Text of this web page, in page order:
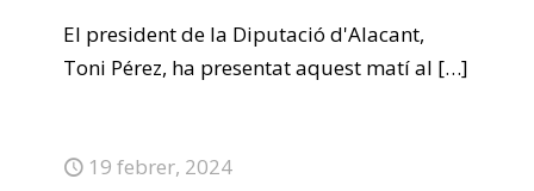
El president de la Diputació d'Alacant,
Toni Pérez, ha presentat aquest matí al […]
19 febrer, 2024